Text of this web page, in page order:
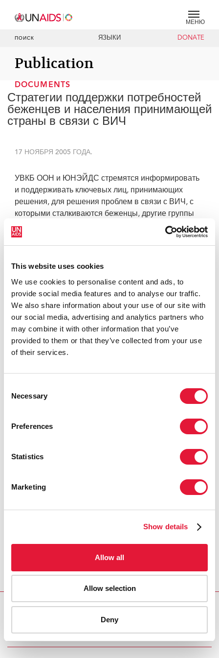
This website uses cookies
We use cookies to personalise content and ads, to
provide social media features and to analyse our traffic.
We also share information about your use of our site with
our social media, advertising and analytics partners who
may combine it with other information that you’ve
provided to them or that they’ve collected from your use
of their services.
Selection
Necessary
Preferences
Statistics
Marketing
Show details
Allow all
Allow selection
Deny
МЕНЮ
ПОИСК ЯЗЫКИ DONATE
Publication
DOCUMENTS
Стратегии поддержки потребностей
беженцев и населения принимающей
страны в связи с ВИЧ
17 НОЯБРЯ 2005 ГОДА.
УВКБ ООН и ЮНЭЙДС стремятся информировать
и поддерживать ключевых лиц, принимающих
решения, для решения проблем в связи с ВИЧ, с
которыми сталкиваются беженцы, другие группы
населения, которыми занимается УВКБ ООН, и
население принимающих стран. Несмотря на то что
ситуациям беженцев за пределами этого региона.